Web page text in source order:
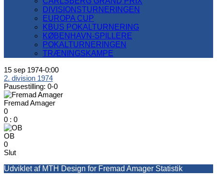
DIVISIONSTURNERINGEN
EUROPA CUP
KBUS POKALTURNERING
KØBENHAVN-SPILLERE
POKALTURNERINGEN
TRÆNINGSKAMPE
15 sep 1974-0:00
2. division 1974
Pausestilling: 0-0
Fremad Amager
0
0 : 0
OB
0
Slut
Udviklet af MTH Design for Fremad Amager Statistik